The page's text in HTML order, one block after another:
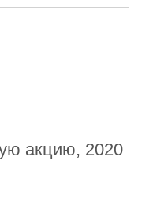
акцию, 2020